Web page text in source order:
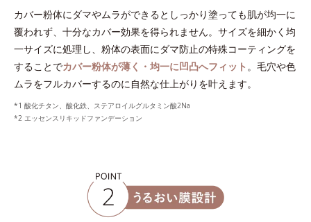
カバー粉体にダマやムラができるとしっかり塗っても肌が均一に
覆われず、十分なカバー効果を得られません。サイズを細かく均
一サイズに処理し、粉体の表面にダマ防止の特殊コーティングを
することでカバー粉体が薄く・均一に凹凸へフィット 。毛穴や色
ムラをフルカバーするのに自然な仕上がりを叶えます。
*1 酸化チタン、酸化鉄、ステアロイルグルタミン酸2Na
*2 エッセンスリキッドファンデーション